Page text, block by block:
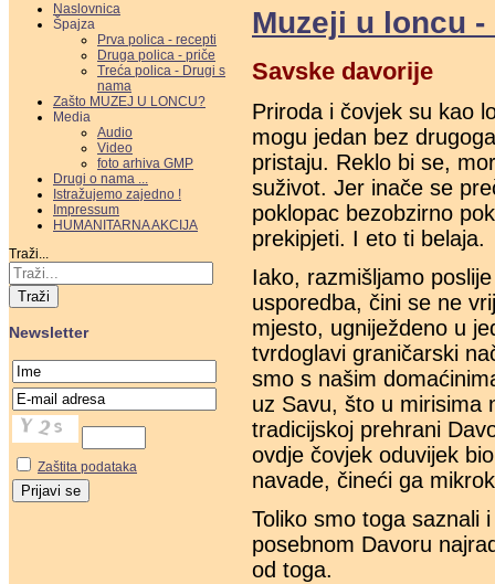
Naslovnica
Špajza
Prva polica - recepti
Druga polica - priče
Treća polica - Drugi s
nama
Zašto MUZEJ U LONCU?
Media
Audio
Video
foto arhiva GMP
Drugi o nama ...
Istražujemo zajedno !
Impressum
HUMANITARNA AKCIJA
Traži...
Traži
Newsletter
Zaštita podataka
Muzeji u loncu
Savske davorije
Priroda i čovjek su kao
mogu jedan bez
pristaju. Reklo bi se,
suživot. Jer inače se
poklopac bezobzirno
prekipjeti. I eto ti belaja.
Iako, razmišljamo
usporedba, čini se ne
mjesto, ugniježdeno u
tvrdoglavi graničarski
smo s našim
uz Savu, što u mirisima
tradicijskoj prehrani
ovdje čovjek oduvijek
navade, čineći ga
Toliko smo toga saznali
posebnom Davoru
od toga.